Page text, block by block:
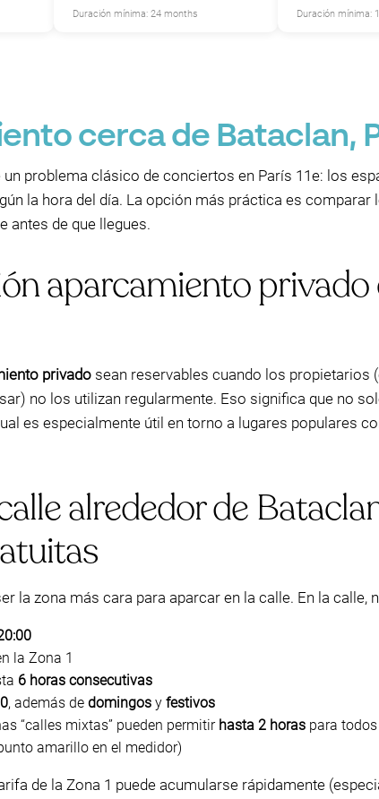
Duración mínima: 24 months Duración mínima:
cerca de Bataclan,
un problema clásico de conciertos en París 11e: los
la hora del día. La opción más práctica es
antes de que llegues.
aparcamiento
privado sean reservables cuando los propietarios
no los utilizan regularmente. Eso significa que no
es especialmente útil en torno a lugares populares
alrededor de
la zona más cara para aparcar en la calle. En la calle,
la Zona 1
6 horas consecutivas
, además de domingos y festivos
“calles mixtas” pueden permitir hasta 2 horas para
amarillo en el medidor)
de la Zona 1 puede acumularse rápidamente